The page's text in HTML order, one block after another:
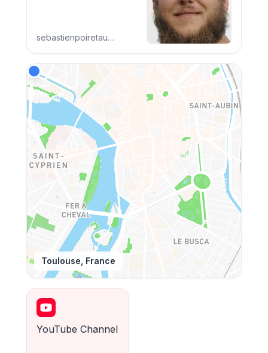
sebastienpoiretaudiovisuel.com
Toulouse, France
YouTube Channel